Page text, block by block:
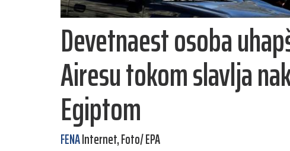
Devetnaest osoba
Airesu tokom slavlja
Egiptom
FENAInternet, Foto/ EPA